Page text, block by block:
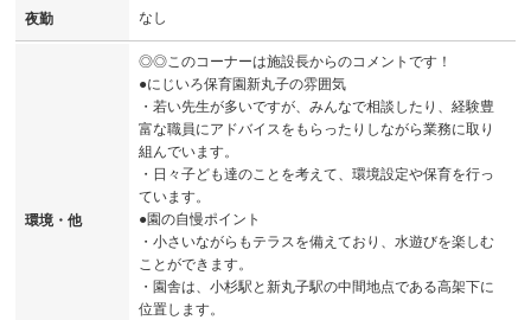
夜勤 なし
環境・他
◎◎このコーナーは施設長からのコメントです！
●にじいろ保育園新丸子の雰囲気
・若い先生が多いですが、みんなで相談したり、経験豊
富な職員にアドバイスをもらったりしながら業務に取り
組んでいます。
・日々子ども達のことを考えて、環境設定や保育を行っ
ています。
●園の自慢ポイント
・小さいながらもテラスを備えており、水遊びを楽しむ
ことができます。
・園舎は、小杉駅と新丸子駅の中間地点である高架下に
位置します。